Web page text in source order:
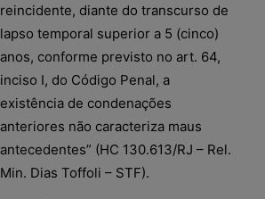
reincidente, diante do transcurso de
lapso temporal superior a 5 (cinco)
anos, conforme previsto no art. 64,
inciso I, do Código Penal, a
existência de condenações
anteriores não caracteriza maus
antecedentes” (HC 130.613/RJ – Rel.
Min. Dias Toffoli – STF).